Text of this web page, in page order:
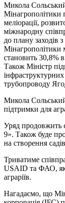
Микола
Мінагрополітики
меліорації,
міжнародну
до плану заходів
Мінагрополітики
становить 30,8%
Також Міністр
трубопроводу
Микола
підтримки для
Уряд продовжить
9». Також буде
на створення
Триватиме
USAID та ФАО,
аграріїв.
Нагадаємо, що